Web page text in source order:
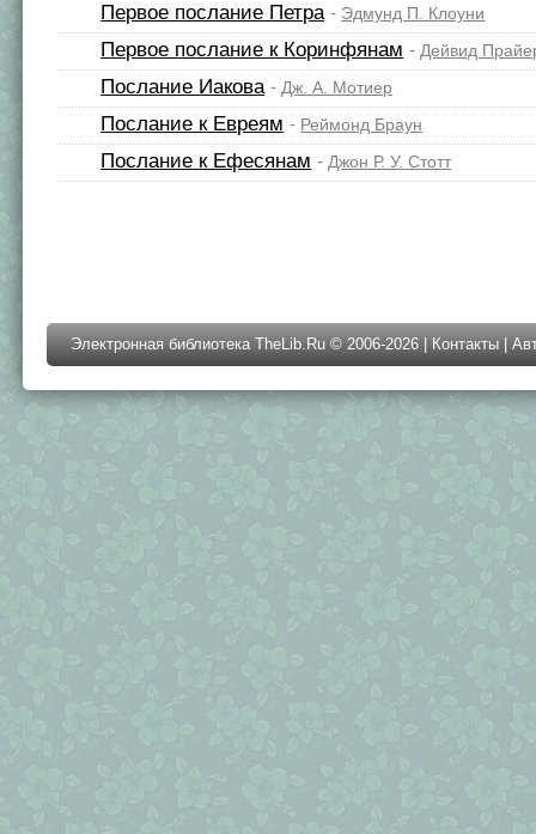
Первое послание Петра - Эдмунд П. Клоуни
Первое послание к Коринфянам - Дейвид
Послание Иакова - Дж. А. Мотиер
Послание к Евреям - Реймонд Браун
Послание к Ефесянам - Джон Р. У. Стотт
Электронная библиотека TheLib.Ru © 2006-2026 | Контакты |